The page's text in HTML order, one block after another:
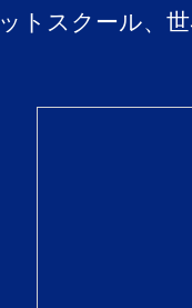
トスクール、